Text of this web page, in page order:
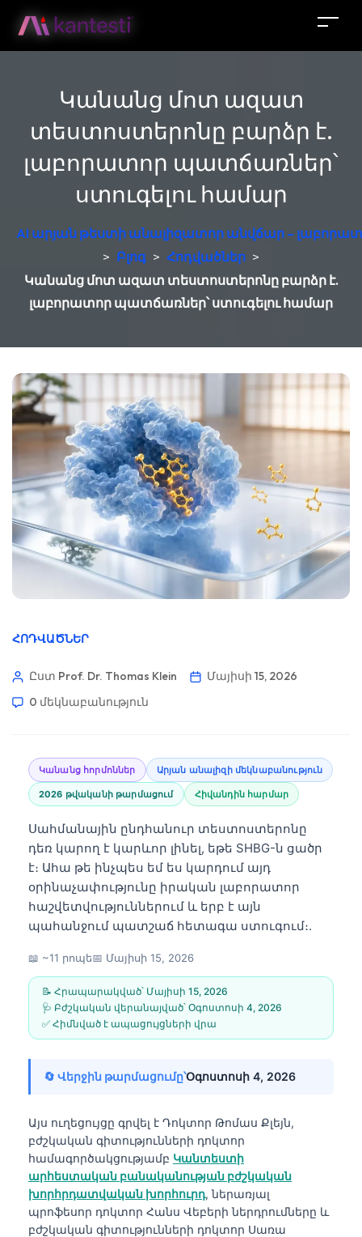
Կանանց մոտ ազատ
տեստոստերոնը բարձր է.
լաբորատոր պատճառներ՝
ստուգելու համար
AI արյան թեստի անալիզատոր անվճար –
> Բլոգ > Հոդվածներ >
Կանանց մոտ ազատ տեստոստերոնը բարձր է.
լաբորատոր պատճառներ՝ ստուգելու համար
ՀՈԴՎԱԾՆԵՐ
Ըստ Prof. Dr. Thomas Klein
Մայիսի 15, 2026
0 մեկնաբանություն
Կանանց հորմոններ Արյան անալիզի մեկնաբանություն
2026 թվականի թարմացում Հիվանդին հարմար
Սահմանային ընդհանուր տեստոստերոնը
դեռ կարող է կարևոր լինել, եթե SHBG-ն ցածր
է։ Ահա թե ինչպես եմ ես կարդում այդ
օրինաչափությունը իրական լաբորատոր
հաշվետվություններում և երբ է այն
պահանջում պատշաճ հետագա ստուգում։.
📖 ~11 րոպե📅 Մայիսի 15, 2026
📝 Հրապարակված՝ Մայիսի 15, 2026
🩺 Բժշկական վերանայված՝ Օգոստոսի 4, 2026
✅ Հիմնված է ապացույցների վրա
🔄 Վերջին թարմացումը՝Օգոստոսի 4, 2026
Այս ուղեցույցը գրվել է Դոկտոր Թոմաս Քլեյն,
բժշկական գիտությունների դոկտոր
համագործակցությամբ Կանտեստի
արհեստական բանականության բժշկական
խորհրդատվական խորհուրդ, ներառյալ
պրոֆեսոր դոկտոր Հանս Վեբերի ներդրումները և
բժշկական գիտությունների դոկտոր Սառա